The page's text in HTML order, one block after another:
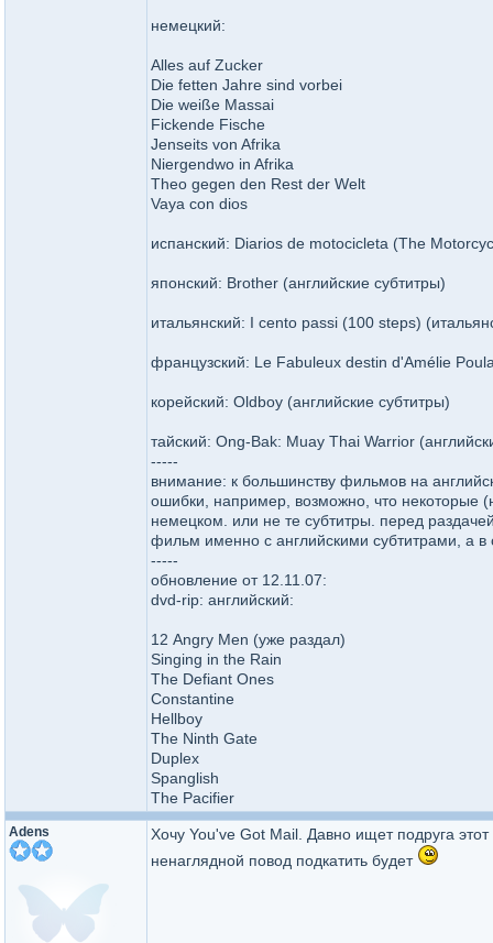
немецкий:
Alles auf Zucker
Die fetten Jahre sind vorbei
Die weiße Massai
Fickende Fische
Jenseits von Afrika
Niergendwo in Afrika
Theo gegen den Rest der Welt
Vaya con dios
испанский: Diarios de motocicleta (The
японский: Brother (английские субтитры)
итальянский: I cento passi (100 steps)
французский: Le Fabuleux destin d'Amélie
корейский: Oldboy (английские субтитры)
тайский: Ong-Bak: Muay Thai Warrior
-----
внимание: к большинству фильмов на
ошибки, например, возможно, что некоторые
немецком. или не те субтитры. перед
фильм именно с английскими субтитрами, а в
-----
обновление от 12.11.07:
dvd-rip: английский:
12 Angry Men (уже раздал)
Singing in the Rain
The Defiant Ones
Constantine
Hellboy
The Ninth Gate
Duplex
Spanglish
The Pacifier
Adens
Хочу You've Got Mail. Давно ищет подруга
ненаглядной повод подкатить будет